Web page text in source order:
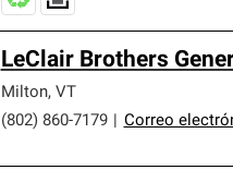
LeClair Brothers
Milton, VT
(802) 860-7179
Correo